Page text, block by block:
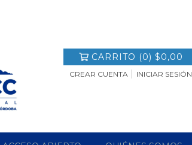
CARRITO (0) $0,00
CREAR CUENTA INICIAR SESIÓN